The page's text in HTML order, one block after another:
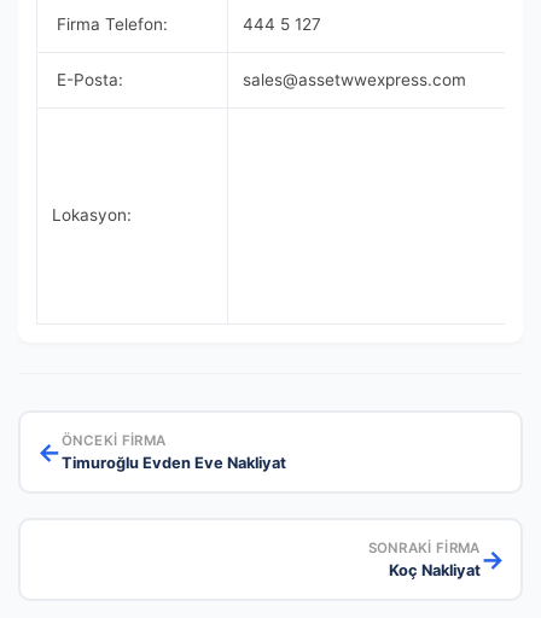
Firma Telefon: ‪444 5 127
E-Posta: sales@assetwwexpress.com
Lokasyon:
←ÖNCEKI FIRMA
Timuroğlu Evden Eve Nakliyat
SONRAKI FIRMA
Koç Nakliyat→